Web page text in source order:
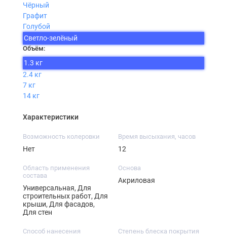
Чёрный
Графит
Голубой
Светло-зелёный
Объём:
1.3 кг
2.4 кг
7 кг
14 кг
Характеристики
Возможность колеровки
Нет
Время высыхания, часов
12
Область применения
состава
Универсальная, Для
строительных работ, Для
крыши, Для фасадов,
Для стен
Основа
Акриловая
Способ нанесения Степень блеска покрытия